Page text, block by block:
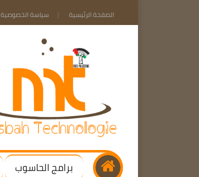
الصفحة الرئيسية سياسة الخصوصية
برامج الحاسوب